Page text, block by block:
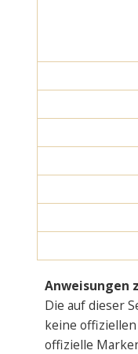
Anweisungen
Die auf dieser
keine
offizielle